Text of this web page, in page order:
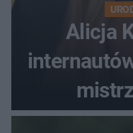
Alicja